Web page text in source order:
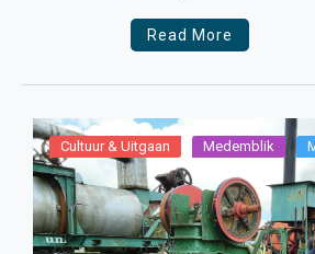
strijkersensemble
Read More
Cultuur & Uitgaan Medemblik